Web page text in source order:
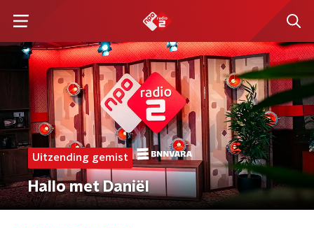
Uitzending gemist
Hallo met Daniël